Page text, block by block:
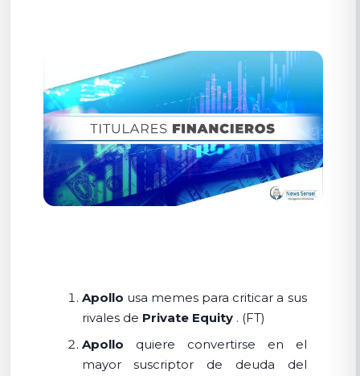
Apollo usa memes para criticar a sus
rivales de Private Equity . (FT)
Apollo quiere convertirse en el
mayor suscriptor de deuda del